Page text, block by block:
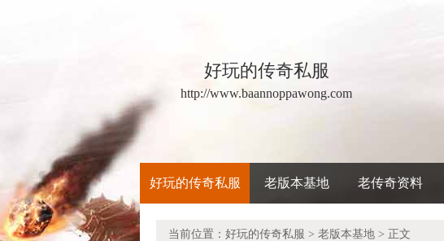
好玩的传奇私服
http://www.baannoppawong.com
好玩的传奇私服 老版本基地 老传奇资料
当前位置： 好玩的传奇私服 > 老版本基地 > 正文